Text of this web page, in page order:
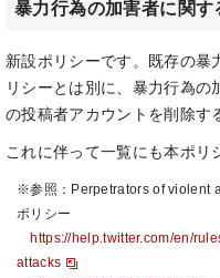
暴力行為の加害者に関す
新設ポリシーです。既存の暴
リシーとは別に、暴力行為
の投稿者アカウントを削除す
これに伴って一覧にも本ポリ
※参照：Perpetrators of violent
ポリシー
https://help.twitter.com/en/
attacks